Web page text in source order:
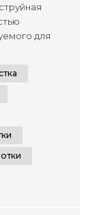
для
вам
возможных